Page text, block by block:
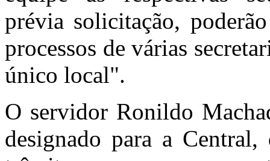
prévia solicitação,
processos de várias
único local".
O servidor Ronildo
designado para a